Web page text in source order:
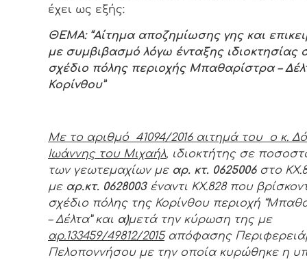
έχει ως εξής:
ΘΕΜΑ: “Αίτημα αποζημίωσης γης και
με συμβιβασμό λόγω ένταξης ιδιοκτησίας
σχέδιο πόλης περιοχής Μπαθαρίστρα –
Κορίνθου”
Με το αριθμό 41094/2016αιτημά του ο κ.
Ιωάννης του Μιχαήλ, ιδιοκτήτης σε
των γεωτεμαχίων με αρ. κτ. 0625006 στο
με αρ.κτ. 0628003έναντι ΚΧ.828 που
σχέδιο πόλης της Κορίνθου περιοχή
– Δέλτα” και α)μετά την κύρωση της με
αρ.133459/49812/2015απόφασης
Πελοποννήσου με την οποία κυρώθηκε η